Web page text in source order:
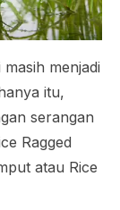
menjadi
itu,
serangan
Ragged
atau Rice